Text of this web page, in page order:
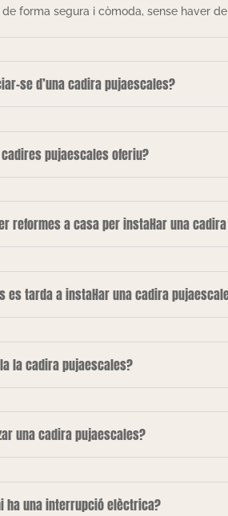
de forma segura i còmoda, sense haver
se d’una cadira pujaescales?
pujaescales oferiu?
reformes a casa per instal·lar una
es tarda a instal·lar una cadira
la cadira pujaescales?
una cadira pujaescales?
ha una interrupció elèctrica?